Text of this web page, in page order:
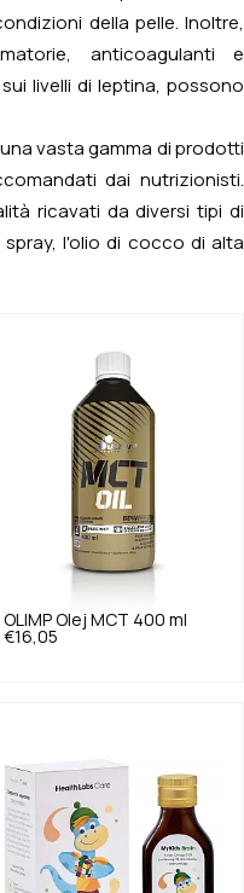
della pelle. Inoltre,
anticoagulanti e
livelli di leptina, possono
vasta gamma di prodotti
dai nutrizionisti.
ricavati da diversi tipi di
l'olio di cocco di alta
OLIMP Olej MCT 400 ml
€16,05